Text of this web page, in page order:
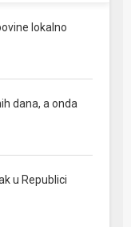
lokalno
dana, a onda
u Republici